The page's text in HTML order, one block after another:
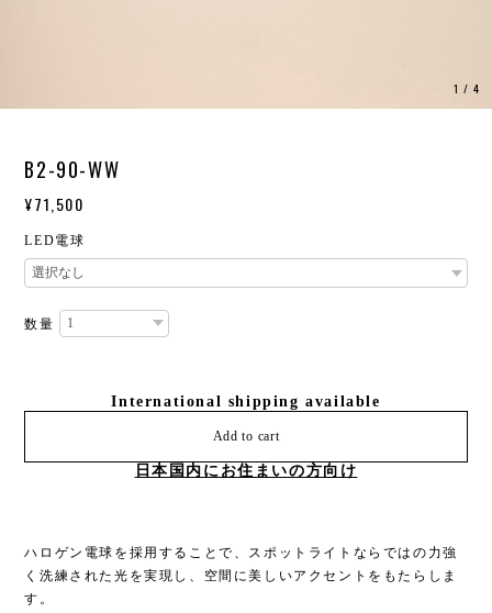
1 /4
B2-90-WW
¥71,500
LED電球
数量
International shipping available
Add to cart
日本国内にお住まいの方向け
ハロゲン電球を採用することで、スポットライトならではの力強
く洗練された光を実現し、空間に美しいアクセントをもたらしま
す。